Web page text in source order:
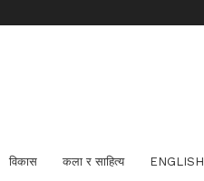
विकास कला र साहित्य ENGLISH